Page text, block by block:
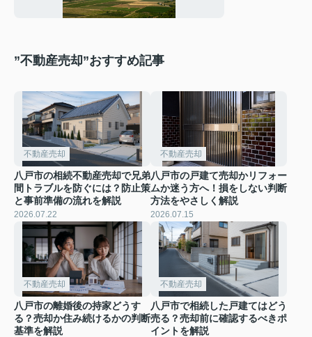
”不動産売却”おすすめ記事
不動産売却
八戸市の相続不動産売却で兄弟
間トラブルを防ぐには？防止策
と事前準備の流れを解説
2026.07.22
不動産売却
八戸市の戸建て売却かリフォー
ムか迷う方へ！損をしない判断
方法をやさしく解説
2026.07.15
不動産売却
八戸市の離婚後の持家どうす
る？売却か住み続けるかの判断
基準を解説
不動産売却
八戸市で相続した戸建てはどう
売る？売却前に確認するべきポ
イントを解説